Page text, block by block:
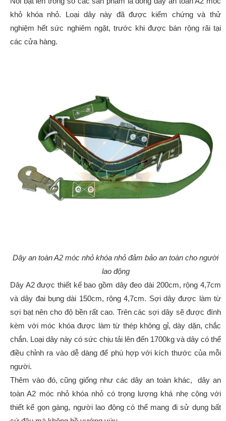
khỏ khóa nhỏ. Loại dây này đã được kiểm chứng và thử
nghiệm hết sức nghiêm ngặt, trước khi được bán rộng rãi tại
các cửa hàng.
Dây an toàn A2 móc nhỏ khóa nhỏ đảm bảo an toàn cho người
lao động
Dây A2 được thiết kế bao gồm dây đeo dài 200cm, rộng 4,7cm
và dây đai bụng dài 150cm, rộng 4,7cm. Sợi dây được làm từ
sợi bạt nên cho độ bền rất cao. Trên các sợi dây sẽ được đính
kèm với móc khóa được làm từ thép không gỉ, dày dặn, chắc
chắn. Loại dây này có sức chịu tải lên đến 1700kg và dây có thể
điều chỉnh ra vào dễ dàng để phù hợp với kích thước của mỗi
người.
Thêm vào đó, cũng giống như các dây an toàn khác, dây an
toàn A2 móc nhỏ khóa nhỏ có trọng lượng khá nhẹ cộng với
thiết kế gọn gàng, người lao động có thể mang đi sử dụng bất